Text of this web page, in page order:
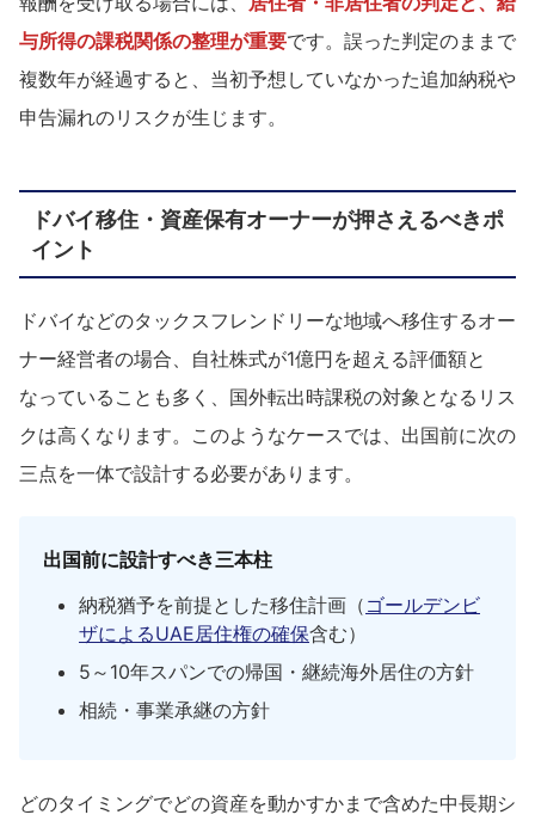
与所得の課税関係の整理が重要です。誤った判定のままで
複数年が経過すると、当初予想していなかった追加納税や
申告漏れのリスクが生じます。
ドバイ移住・資産保有オーナーが押さえるべきポ
イント
ドバイなどのタックスフレンドリーな地域へ移住するオー
ナー経営者の場合、自社株式が1億円を超える評価額と
なっていることも多く、国外転出時課税の対象となるリス
クは高くなります。このようなケースでは、出国前に次の
三点を一体で設計する必要があります。
出国前に設計すべき三本柱
納税猶予を前提とした移住計画（ ゴールデンビ
ザによるUAE居住権の確保含む）
5～10年スパンでの帰国・継続海外居住の方針
相続・事業承継の方針
どのタイミングでどの資産を動かすかまで含めた中長期シ